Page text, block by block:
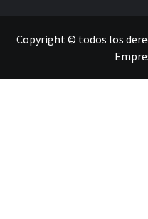
Copyright © todos los